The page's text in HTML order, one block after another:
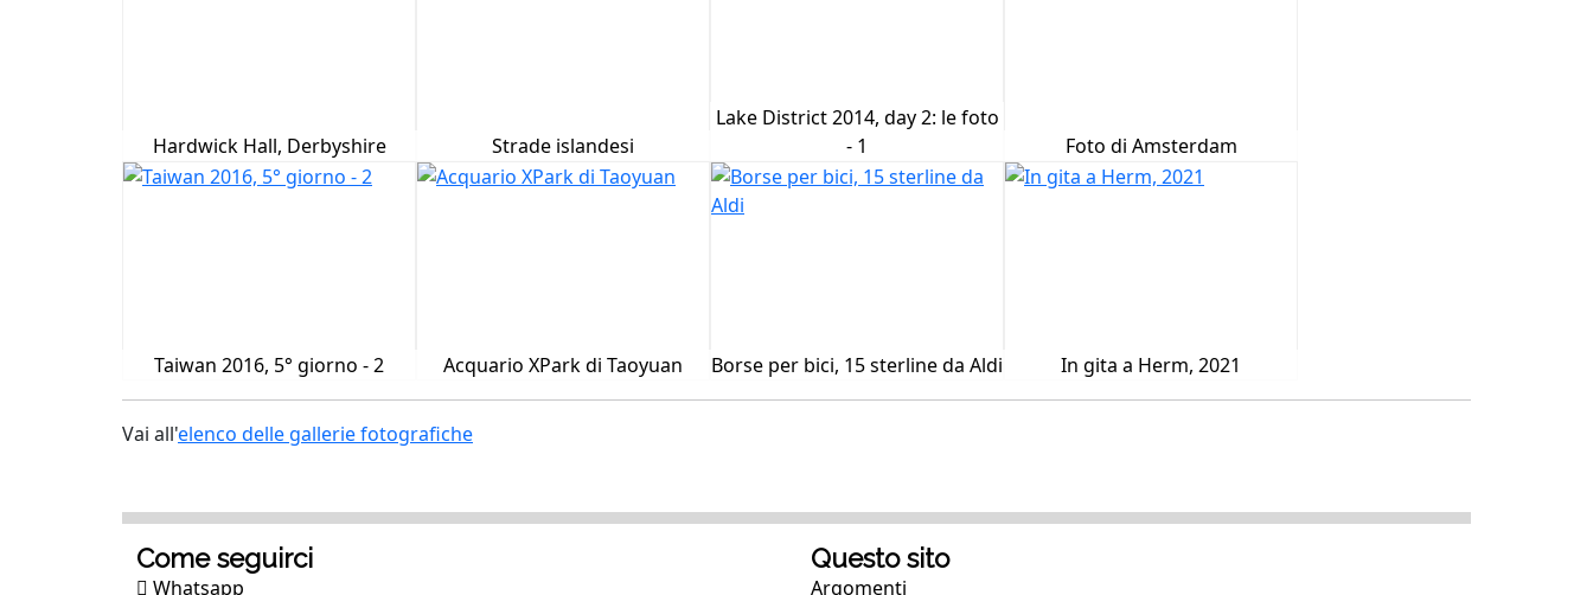
Hardwick Hall, Derbyshire Strade islandesi
Lake District 2014, day 2: le foto
- 1
Foto di Amsterdam
Taiwan 2016, 5° giorno - 2 Acquario XPark di Taoyuan Borse per bici, 15 sterline da Aldi In gita a Herm, 2021
Vai all'elenco delle gallerie fotografiche
Come seguirci
Whatsapp
Questo sito
Argomenti